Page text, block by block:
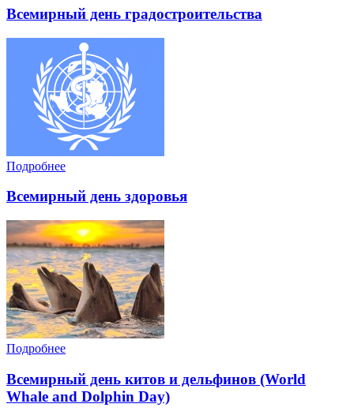
Всемирный день градостроительства
Подробнее
Всемирный день здоровья
Подробнее
Всемирный день китов и дельфинов (World
Whale and Dolphin Day)